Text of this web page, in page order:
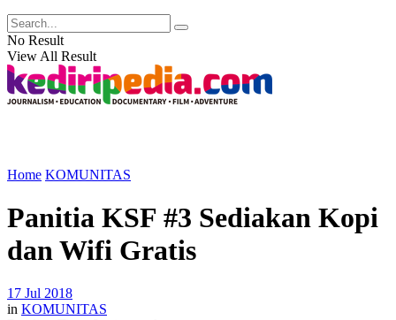
No Result
View All Result
Home KOMUNITAS
Panitia KSF #3 Sediakan Kopi
dan Wifi Gratis
17 Jul 2018
in KOMUNITAS